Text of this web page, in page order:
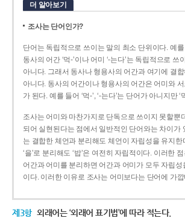
더 알아보기
조사는 단어인가?
단어는 독립적으로 쓰이는 말의 최소 단위이다. 예를
동사의 어간 ‘먹-­’이나 어미 ‘­-는다’는 독립적으로
아니다. 그래서 동사나 형용사의 어간과 여기에 결
아니다. 동사의 어간이나 형용사의 어간은 어미와
가 된다. 예를 들어 ‘먹-’, ‘-는다’는 단어가 아니지만
조사는 어미와 마찬가지로 단독으로 쓰이지 못할뿐
되어 실현된다는 점에서 일반적인 단어와는 차이가
는 결합한 체언과 분리해도 체언이 자립성을 유지한
‘을’로 분리해도 ‘밥’은 여전히 자립적이다. 이러한
어간과 어미를 분리하면 어간과 어미가 모두 자립성
이다. 이러한 이유로 조사는 어미보다는 단어에 가
제3항 외래어는 ‘외래어 표기법’에 따라 적는다.